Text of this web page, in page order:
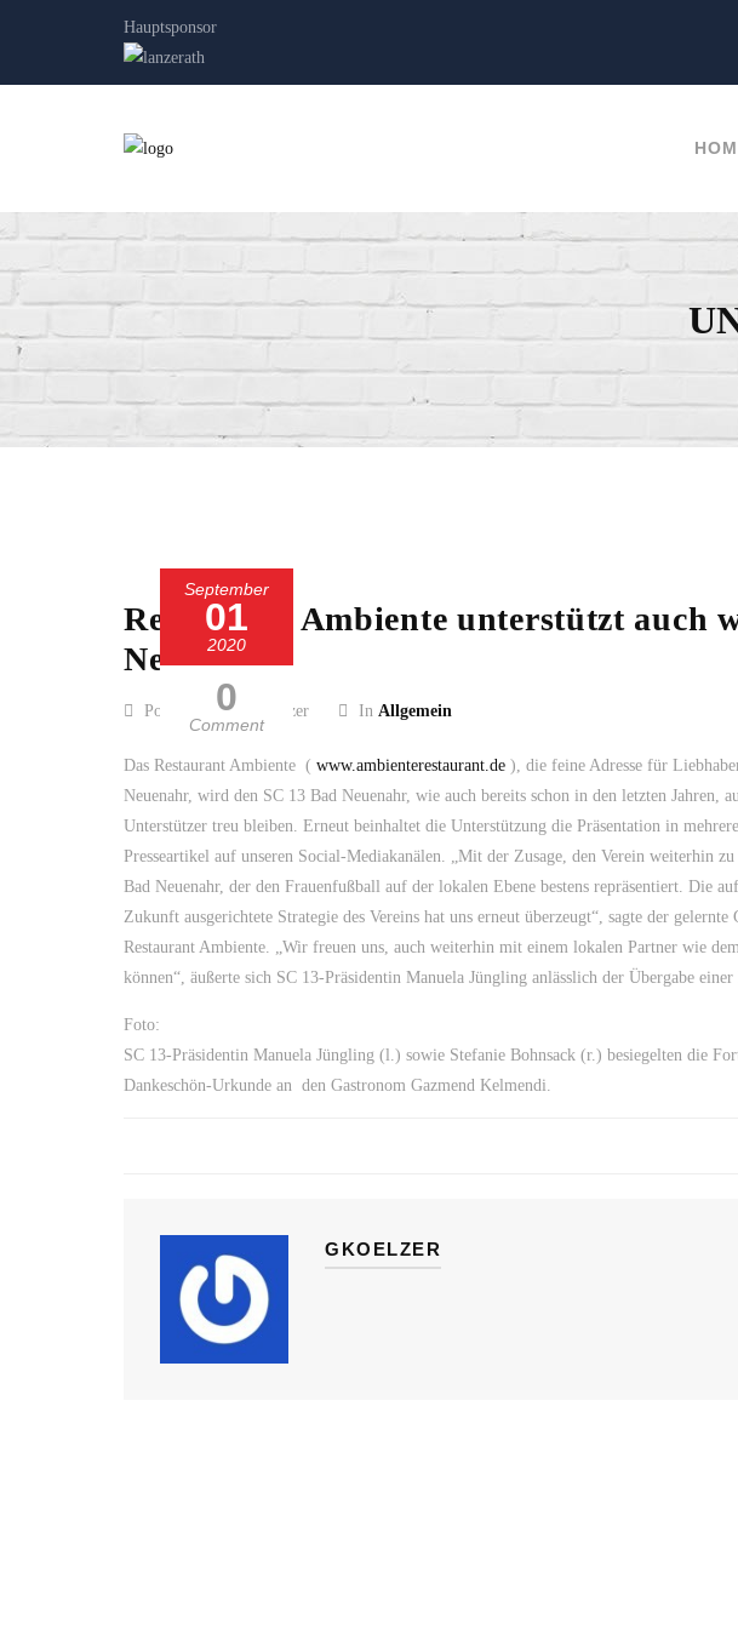
Hauptsponsor
September
01
2020
0
Comment
Restaurant Ambiente unterstützt auch
Neuenahr
Posted by Guido Kölzer In Allgemein
Das Restaurant Ambiente ( www.ambienterestaurant.de ), die feine Adresse für
Neuenahr, wird den SC 13 Bad Neuenahr, wie auch bereits schon in den letzten Jahren,
Unterstützer treu bleiben. Erneut beinhaltet die Unterstützung die Präsentation in
Presseartikel auf unseren Social-Mediakanälen. „Mit der Zusage, den Verein weiterhin
Bad Neuenahr, der den Frauenfußball auf der lokalen Ebene bestens repräsentiert. Die
Zukunft ausgerichtete Strategie des Vereins hat uns erneut überzeugt“, sagte der
Restaurant Ambiente. „Wir freuen uns, auch weiterhin mit einem lokalen Partner wie
können“, äußerte sich SC 13-Präsidentin Manuela Jüngling anlässlich der Übergabe
Foto:
SC 13-Präsidentin Manuela Jüngling (l.) sowie Stefanie Bohnsack (r.) besiegelten die
Dankeschön-Urkunde an den Gastronom Gazmend Kelmendi.
GKOELZER